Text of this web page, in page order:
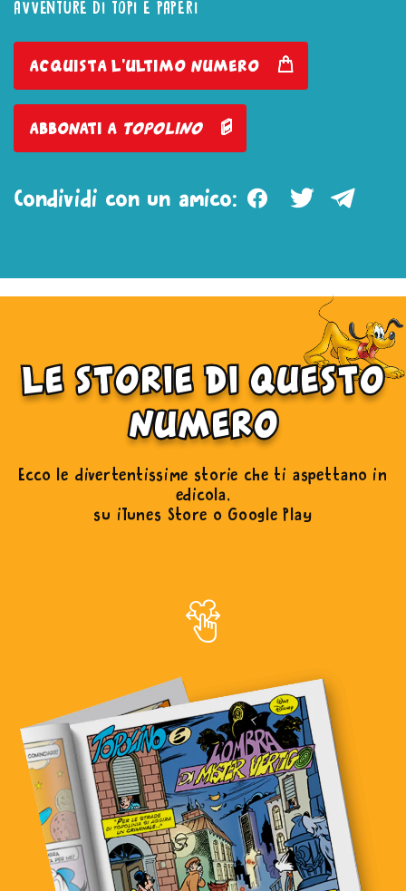
AVVENTURE DI TOPI E PAPERI
acquista l'ultimo numero
abbonati a topolino
Condividi con un amico: FacebookTwitter
le storie di questo
numero
Ecco le divertentissime storie che ti aspettano in
edicola,
su iTunes Store o Google Play